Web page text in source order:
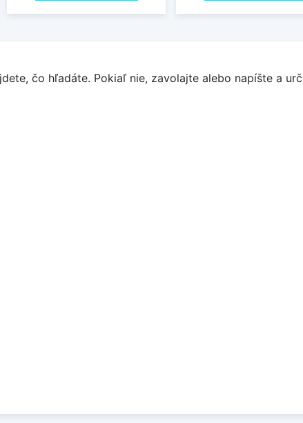
čo hľadáte. Pokiaľ nie, zavolajte alebo napíšte a